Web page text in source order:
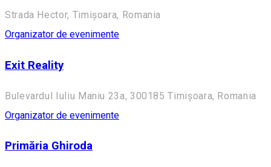
Strada Hector, Timișoara, Romania
Organizator de evenimente
Exit Reality
Bulevardul Iuliu Maniu 23a, 300185 Timișoara, Romania
Organizator de evenimente
Primăria Ghiroda